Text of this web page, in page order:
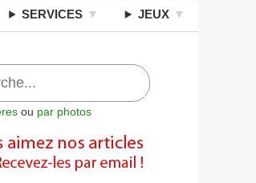
SERVICES JEUX
ou par photos